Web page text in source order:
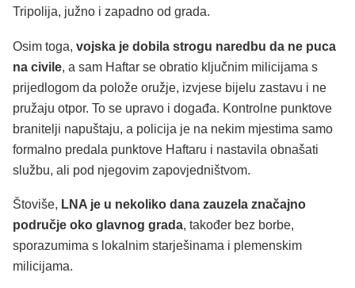
Tripolija, južno i zapadno od grada.
Osim toga, vojska je dobila strogu naredbu da ne puca
na civile, a sam Haftar se obratio ključnim milicijama s
prijedlogom da polože oružje, izvjese bijelu zastavu i ne
pružaju otpor. To se upravo i događa. Kontrolne punktove
branitelji napuštaju, a policija je na nekim mjestima samo
formalno predala punktove Haftaru i nastavila obnašati
službu, ali pod njegovim zapovjedništvom.
Štoviše, LNA je u nekoliko dana zauzela značajno
područje oko glavnog grada, također bez borbe,
sporazumima s lokalnim starješinama i plemenskim
milicijama.